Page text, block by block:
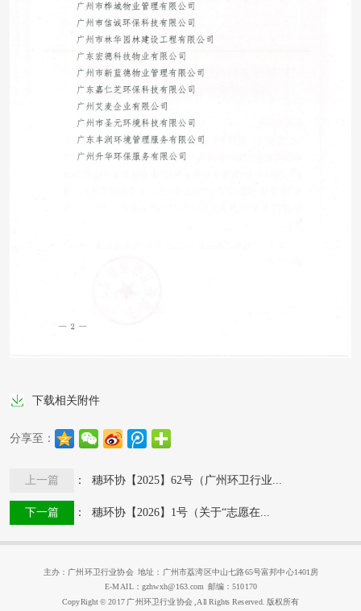
下载相关附件
分享至：
上一篇 ： 穗环协【2025】62号（广州环卫行业...
下一篇 ： 穗环协【2026】1号（关于“志愿在...
主办：广州环卫行业协会 地址：广州市荔湾区中山七路65号富邦中心1401房
E-MAIL：gzhwxh@163.com 邮编：510170
CopyRight © 2017 广州环卫行业协会 ,All Rights Reserved. 版权所有